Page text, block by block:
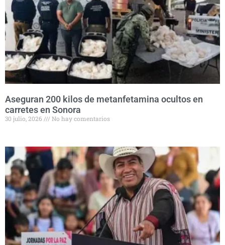
Aseguran 200 kilos de metanfetamina ocultos en
carretes en Sonora
30 julio, 2026 No hay comentarios